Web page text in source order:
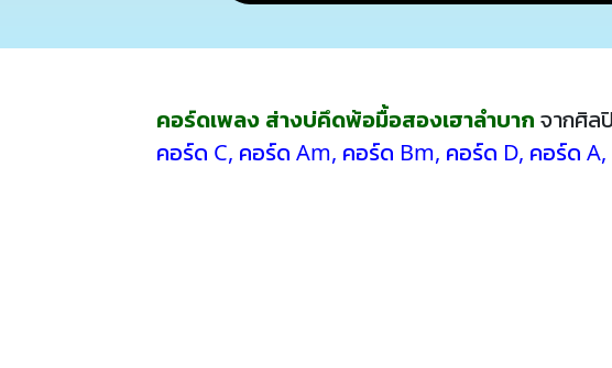
คอร์ดเพลง ส่างบ่คึดพ้อมื้อสองเฮาลำบาก จากศิล
คอร์ด C, คอร์ด Am, คอร์ด Bm, คอร์ด D, คอร์ด A,